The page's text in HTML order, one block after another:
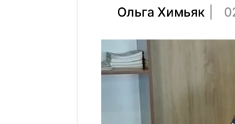
Ольга Химьяк